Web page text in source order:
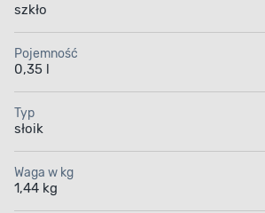
szkło
Pojemność
0,35 l
Typ
słoik
Waga w kg
1,44 kg